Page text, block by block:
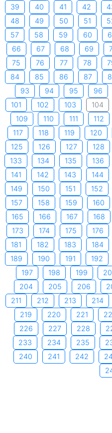
39
40 41 42
48
49 50 51
57
58 59 60
66
67 68 69
75
76 77 78
84
85 86 87
93
94 95 96
101
102 103 104
109
110 111 112
117
118 119 120
125
126 127 128
133
134 135 136
141
142 143 144
149
150 151 152
157
158 159 160
165
166 167 168
173
174 175 176
181
182 183 184
189
190 191 192
197
198 199
204
205 206
211
212 213 214
219
220 221
226
227 228
233
234 235
240
241 242